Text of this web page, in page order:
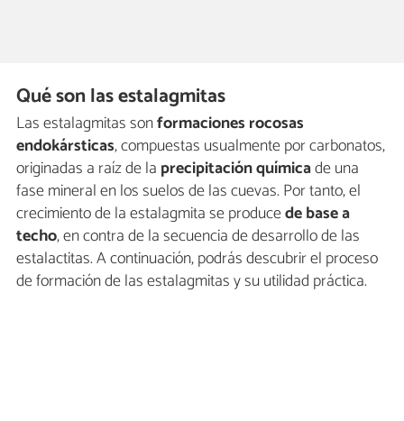
Qué son las estalagmitas
Las estalagmitas sonformaciones rocosas
endokársticas, compuestas usualmente por carbonatos,
originadas a raíz de la precipitación químicade una
fase mineral en los suelos de las cuevas. Por tanto, el
crecimiento de la estalagmita se producede base a
techo, en contra de la secuencia de desarrollo de las
estalactitas. A continuación, podrás descubrir el proceso
de formación de las estalagmitas y su utilidad práctica.